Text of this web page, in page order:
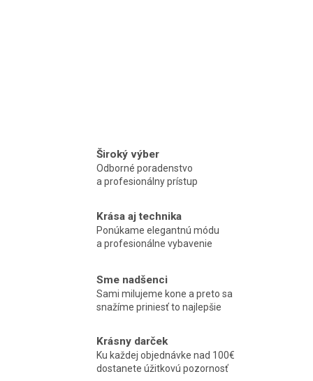
Široký výber
Odborné poradenstvo
a profesionálny prístup
Krása aj technika
Ponúkame elegantnú módu
a profesionálne vybavenie
Sme nadšenci
Sami milujeme kone a preto sa
snažíme priniesť to najlepšie
Krásny darček
Ku každej objednávke nad 100€
dostanete úžitkovú pozornosť